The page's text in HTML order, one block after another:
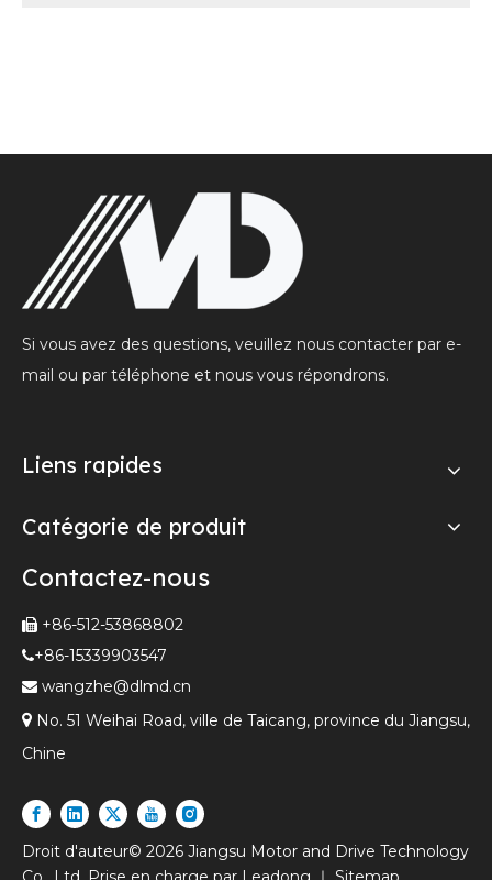
Si vous avez des questions, veuillez nous contacter par e-
mail ou par téléphone et nous vous répondrons.
Liens rapides
Catégorie de produit
Contactez-nous
 +86-512-53868802
+86-15339903547
 wangzhe@dlmd.cn
 No. 51 Weihai Road, ville de Taicang, province du Jiangsu,
Chine
Droit d'auteur© 2026 Jiangsu Motor and Drive Technology